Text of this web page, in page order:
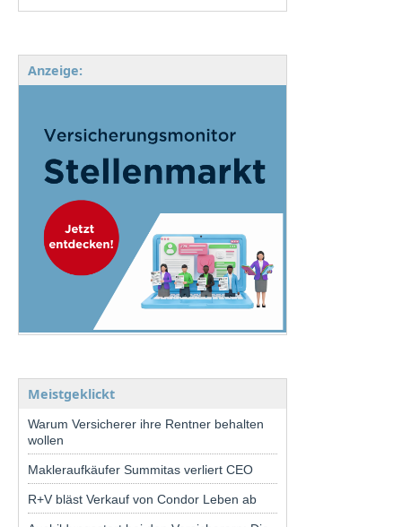
Anzeige:
Meistgeklickt
Warum Versicherer ihre Rentner behalten
wollen
Makleraufkäufer Summitas verliert CEO
R+V bläst Verkauf von Condor Leben ab